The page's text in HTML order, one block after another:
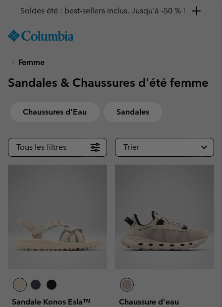
TO
SKIP
MAIN
SKIP
Soldes été : best-sellers inclus. Jusqu'à -50 % !
Femme
Sandales & Chaussures d'été femme
Chaussures d'Eau Sandales
Tous les filtres Trier
Sandale Konos Esla™
Chaussure d'eau